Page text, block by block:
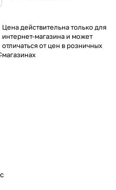
Цена действительна только для
интернет-магазина и может
отличаться от цен в розничных
магазинах